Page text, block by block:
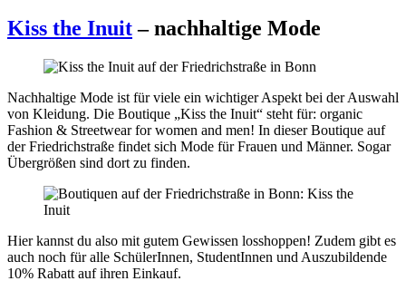
Kiss the Inuit– nachhaltige Mode
Nachhaltige Mode ist für viele ein wichtiger Aspekt bei der Auswahl
von Kleidung. Die Boutique „Kiss the Inuit“ steht für: organic
Fashion & Streetwear for women and men! In dieser Boutique auf
der Friedrichstraße findet sich Mode für Frauen und Männer. Sogar
Übergrößen sind dort zu finden.
Hier kannst du also mit gutem Gewissen losshoppen! Zudem gibt es
auch noch für alle SchülerInnen, StudentInnen und Auszubildende
10% Rabatt auf ihren Einkauf.